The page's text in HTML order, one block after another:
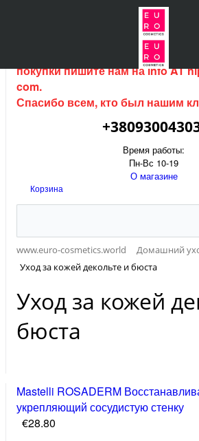
Интернет магазин (данный сайт)
покупки пишите нам наinfo AT
com.
Спасибо всем, кто был нашим
Время работы:
Пн-Вс 10-19
О магазине
Корзина
www.euro-cosmetics.world
Домашний
Уход за кожей декольте и бюста
Уход за кожей
бюста
Mastelli ROSADERM
укрепляющий сосудистую стенку
€28.80